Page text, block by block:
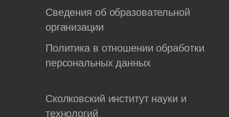
Сведения об образовательной
организации
Политика в отношении обработки
персональных данных
Сколковский институт науки и
технологий